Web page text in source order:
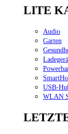
LITE
Audio
Garten
USB-
WLAN